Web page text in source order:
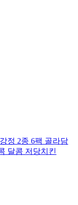
정 2종 6팩 골라담
달콤 저당치킨